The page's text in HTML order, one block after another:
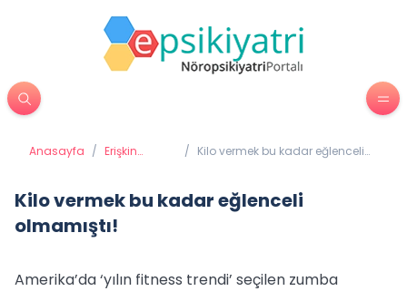
Anasayfa / Erişkin
/ Kilo vermek bu kadar eğlenceli
Kilo vermek bu kadar eğlenceli
olmamıştı!
Amerika’da ‘yılın fitness trendi’ seçilen zumba